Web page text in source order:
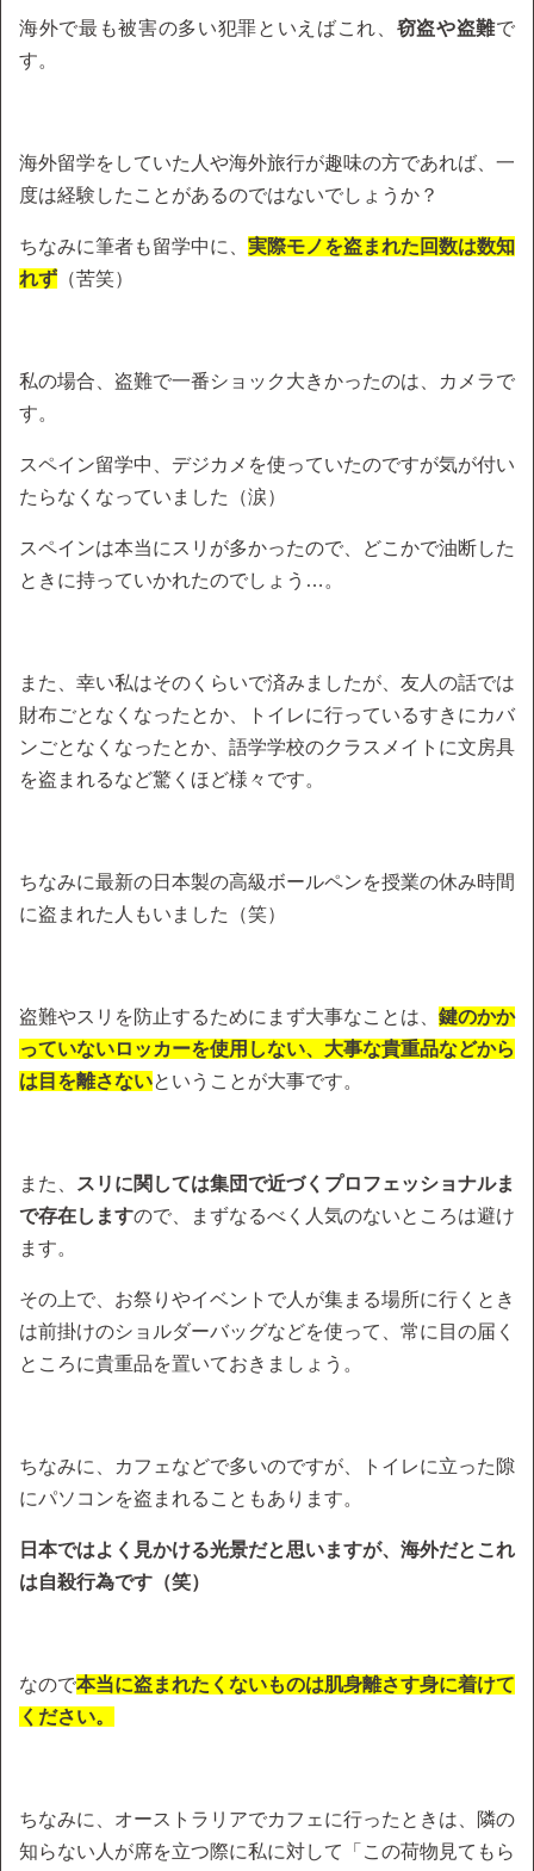
海外で最も被害の多い犯罪といえばこれ、 窃盗や盗難で
す。
海外留学をしていた人や海外旅行が趣味の方であれば、一
度は経験したことがあるのではないでしょうか？
ちなみに筆者も留学中に、 実際モノを盗まれた回数は数知
れず （苦笑）
私の場合、盗難で一番ショック大きかったのは、カメラで
す。
スペイン留学中、デジカメを使っていたのですが気が付い
たらなくなっていました（涙）
スペインは本当にスリが多かったので、どこかで油断した
ときに持っていかれたのでしょう…。
また、幸い私はそのくらいで済みましたが、友人の話では
財布ごとなくなったとか、トイレに行っているすきにカバ
ンごとなくなったとか、語学学校のクラスメイトに文房具
を盗まれるなど驚くほど様々です。
ちなみに最新の日本製の高級ボールペンを授業の休み時間
に盗まれた人もいました（笑）
盗難やスリを防止するためにまず大事なことは、 鍵のかか
っていないロッカーを使用しない、大事な貴重品などから
は目を離さないということが大事です。
また、
スリに関しては集団で近づくプロフェッショナルま
で存在しますので、まずなるべく人気のないところは避け
ます。
その上で、お祭りやイベントで人が集まる場所に行くとき
は前掛けのショルダーバッグなどを使って、常に目の届く
ところに貴重品を置いておきましょう。
ちなみに、カフェなどで多いのですが、トイレに立った隙
にパソコンを盗まれることもあります。
日本ではよく見かける光景だと思いますが、海外だとこれ
は自殺行為です（笑）
なので本当に盗まれたくないものは肌身離さす身に着けて
ください。
ちなみに、オーストラリアでカフェに行ったときは、隣の
知らない人が席を立つ際に私に対して「この荷物見てもら